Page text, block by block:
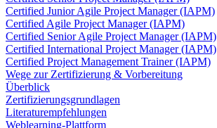
Certified Junior Agile Project Manager (IAPM)
Certified Agile Project Manager (IAPM)
Certified Senior Agile Project Manager (IAPM)
Certified International Project Manager (IAPM)
Certified Project Management Trainer (IAPM)
Wege zur Zertifizierung & Vorbereitung
Überblick
Zertifizierungsgrundlagen
Literaturempfehlungen
Weblearning-Plattform